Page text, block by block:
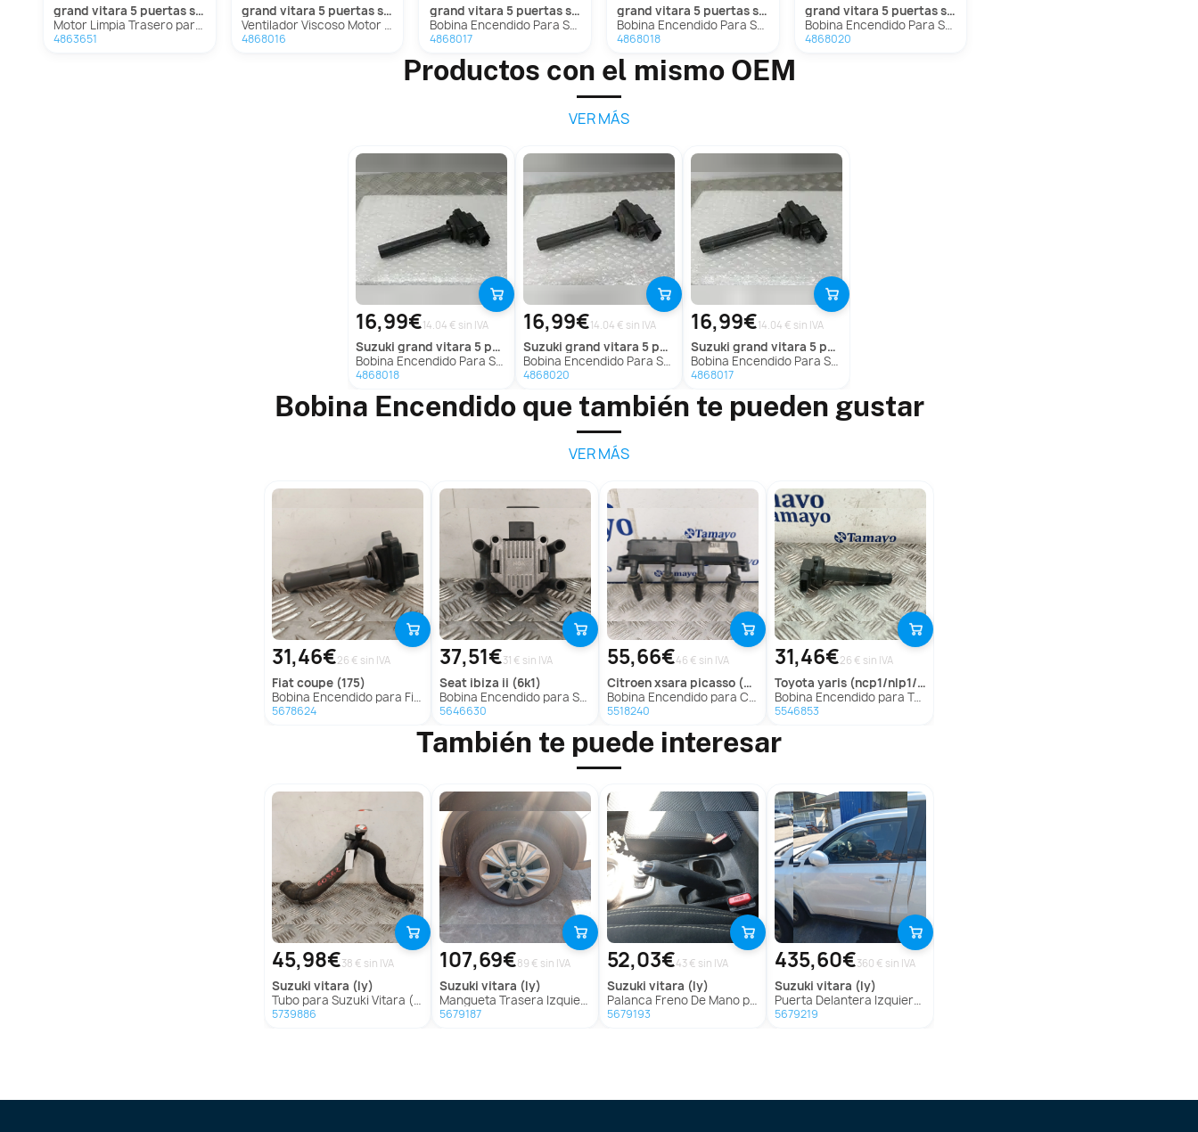
grand vitara 5 puertas sq (ft)
Motor Limpia Trasero para Suzuki Grand Vitara 5 Puertas Sq (Ft)
4863651
grand vitara 5 puertas sq (ft)
Ventilador Viscoso Motor Para Suzuki Grand Vitara 5 Puertas Sq
4868016
grand vitara 5 puertas sq (ft)
Bobina Encendido Para Suzuki Grand Vitara 5 Puertas Sq
4868017
grand vitara 5 puertas sq (ft)
Bobina Encendido Para Suzuki Grand Vitara 5 Puertas Sq
4868018
grand vitara 5 puertas sq (ft)
Bobina Encendido Para Suzuki Grand Vitara 5 Puertas Sq
4868020
Productos con el mismo OEM
VER MÁS
16,99€14.04 € sin IVA
suzuki grand vitara 5 puertas sq (ft)
Bobina Encendido Para Suzuki Grand Vitara 5 Puertas Sq
4868018
16,99€14.04 € sin IVA
suzuki grand vitara 5 puertas sq (ft)
Bobina Encendido Para Suzuki Grand Vitara 5 Puertas Sq
4868020
16,99€14.04 € sin IVA
suzuki grand vitara 5 puertas sq (ft)
Bobina Encendido Para Suzuki Grand Vitara 5 Puertas Sq
4868017
Bobina Encendido que también te pueden gustar
VER MÁS
31,46€26 € sin IVA
fiatcoupe (175)
Bobina Encendido para Fiat Coupe (175)
5678624
37,51€31 € sin IVA
seat ibiza ii (6k1)
Bobina Encendido para Seat Ibiza Ii (6K1)
5646630
55,66€46 € sin IVA
citroenxsara picasso (n68)
Bobina Encendido para Citroën Xsara Picasso (N68)
5518240
31,46€26 € sin IVA
toyota yaris (ncp1/nlp1/scp1)
Bobina Encendido para Toyota Yaris (Ncp1/Nlp1/Scp1)
5546853
También te puede interesar
45,98€38 € sin IVA
suzuki vitara (ly)
Tubo para Suzuki Vitara (Ly)
5739886
107,69€89 € sin IVA
suzuki vitara (ly)
Mangueta Trasera Izquierda para Suzuki Vitara (Ly)
5679187
52,03€43 € sin IVA
suzuki vitara (ly)
Palanca Freno De Mano para Suzuki Vitara (Ly)
5679193
435,60€360 € sin IVA
suzuki vitara (ly)
Puerta Delantera Izquierda para Suzuki Vitara (Ly)
5679219